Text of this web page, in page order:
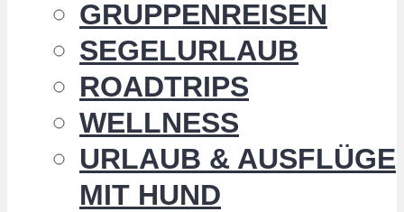
GRUPPENREISEN
SEGELURLAUB
ROADTRIPS
WELLNESS
URLAUB & AUSFLÜGE
MIT HUND